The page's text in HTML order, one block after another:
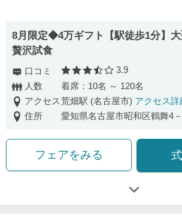
8月限定◆4万ギフト【駅徒歩1分】
贅沢試食
口コミ 口コミ評価
3.9
人数
着席：10名 ～ 120名
アクセス荒畑駅 (名古屋市) アクセス詳
住所
愛知県名古屋市昭和区鶴舞4
フェアをみる